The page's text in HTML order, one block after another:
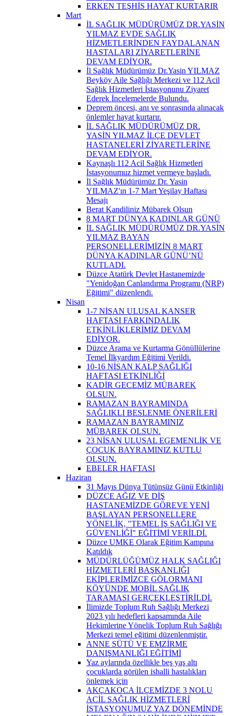
ERKEN TEŞHİS HAYAT KURTARIR
Mart
İL SAĞLIK MÜDÜRÜMÜZ DR.YASİN
YILMAZ EVDE SAĞLIK
HİZMETLERİNDEN FAYDALANAN
HASTALARI ZİYARETLERİNE
DEVAM EDİYOR.
İl Sağlık Müdürümüz Dr.Yasin YILMAZ
Beyköy Aile Sağlığı Merkezi ve 112 Acil
Sağlık Hizmetleri İstasyonunu Ziyaret
Ederek İncelemelerde Bulundu.
Deprem öncesi, anı ve sonrasında alınacak
önlemler hayat kurtarır.
İL SAĞLIK MÜDÜRÜMÜZ DR.
YASİN YILMAZ İLÇE DEVLET
HASTANELERİ ZİYARETLERİNE
DEVAM EDİYOR.
Kaynaşlı 112 Acil Sağlık Hizmetleri
İstasyonumuz hizmet vermeye başladı.
İl Sağlık Müdürümüz Dr. Yasin
YILMAZ'ın 1-7 Mart Yeşilay Haftası
Mesajı
Berat Kandiliniz Mübarek Olsun
8 MART DÜNYA KADINLAR GÜNÜ
İL SAĞLIK MÜDÜRÜMÜZ DR.YASİN
YILMAZ BAYAN
PERSONELLERİMİZİN 8 MART
DÜNYA KADINLAR GÜNÜ’NÜ
KUTLADI.
Düzce Atatürk Devlet Hastanemizde
"Yenidoğan Canlandırma Programı (NRP)
Eğitimi" düzenlendi.
Nisan
1-7 NİSAN ULUSAL KANSER
HAFTASI FARKINDALIK
ETKİNLİKLERİMİZ DEVAM
EDİYOR.
Düzce Arama ve Kurtarma Gönüllülerine
Temel İlkyardım Eğitimi Verildi.
10-16 NİSAN KALP SAĞLIĞI
HAFTASI ETKİNLİĞİ
KADİR GECEMİZ MÜBAREK
OLSUN.
RAMAZAN BAYRAMINDA
SAĞLIKLI BESLENME ÖNERİLERİ
RAMAZAN BAYRAMINIZ
MÜBAREK OLSUN.
23 NİSAN ULUSAL EGEMENLİK VE
ÇOCUK BAYRAMINIZ KUTLU
OLSUN.
EBELER HAFTASI
Haziran
31 Mayıs Dünya Tütünsüz Günü Etkinliği
DÜZCE AĞIZ VE DİŞ
HASTANEMİZDE GÖREVE YENİ
BAŞLAYAN PERSONELLERE
YÖNELİK, "TEMEL İŞ SAĞLIĞI VE
GÜVENLİĞİ" EĞİTİMİ VERİLDİ.
Düzce UMKE Olarak Eğitim Kampına
Katıldık
MÜDÜRLÜĞÜMÜZ HALK SAĞLIĞI
HİZMETLERİ BAŞKANLIĞI
EKİPLERİMİZCE GÖLORMANI
KÖYÜNDE MOBİL SAĞLIK
TARAMASI GERÇEKLEŞTİRİLDİ.
İlimizde Toplum Ruh Sağlığı Merkezi
2023 yılı hedefleri kapsamında Aile
Hekimlerine Yönelik Toplum Ruh Sağlığı
Merkezi temel eğitimi düzenlenmiştir.
ANNE SÜTÜ VE EMZİRME
DANIŞMANLIĞI EĞİTİMİ
Yaz aylarında özellikle beş yaş altı
çocuklarda görülen ishalli hastalıkları
önlemek için
AKÇAKOCA İLÇEMİZDE 3 NOLU
ACİL SAĞLIK HİZMETLERİ
İSTASYONUMUZ YAZ DÖNEMİNDE